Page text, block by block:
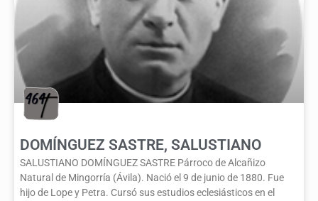
DOMÍNGUEZ SASTRE, SALUSTIANO
SALUSTIANO DOMÍNGUEZ SASTRE Párroco de Alcañizo
Natural de Mingorría (Ávila). Nació el 9 de junio de 1880. Fue
hijo de Lope y Petra. Cursó sus estudios eclesiásticos en el